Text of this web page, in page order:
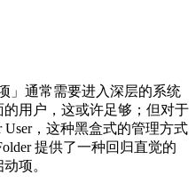
」通常需要进入深层的系统
用户，这或许足够；但对于
，这种黑盒式的管理方式
提供了一种回归直觉的
项。